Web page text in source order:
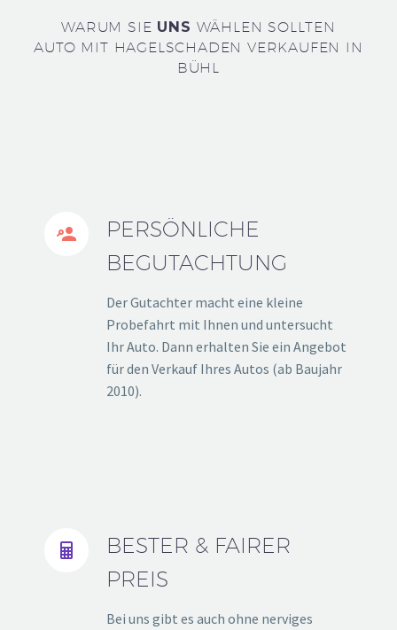
WARUM SIE UNS WÄHLEN SOLLTEN
AUTO MIT HAGELSCHADEN VERKAUFEN IN
BÜHL


PERSÖNLICHE
BEGUTACHTUNG
Der Gutachter macht eine kleine
Probefahrt mit Ihnen und untersucht
Ihr Auto. Dann erhalten Sie ein Angebot
für den Verkauf Ihres Autos (ab Baujahr
2010).


BESTER & FAIRER
PREIS
Bei uns gibt es auch ohne nerviges